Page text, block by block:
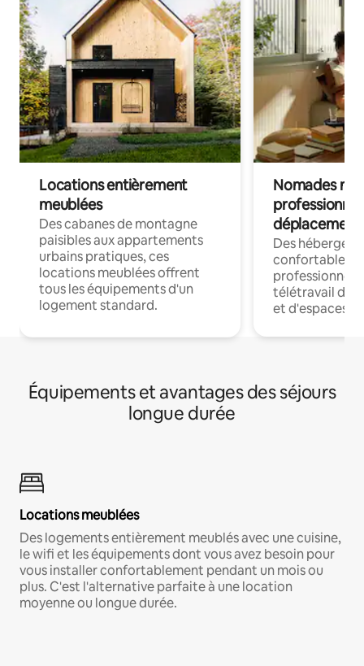
Locations entièrement
meublées
Des cabanes de montagne
paisibles aux appartements
urbains pratiques, ces
locations meublées offrent
tous les équipements d'un
logement standard.
Nomades
déplacement
Des
confortables
professionnels
télétravail
et d'espaces
Équipements et avantages des séjours
longue durée
Locations meublées
Des logements entièrement meublés avec une cuisine,
le wifi et les équipements dont vous avez besoin pour
vous installer confortablement pendant un mois ou
plus. C'est l'alternative parfaite à une location
moyenne ou longue durée.